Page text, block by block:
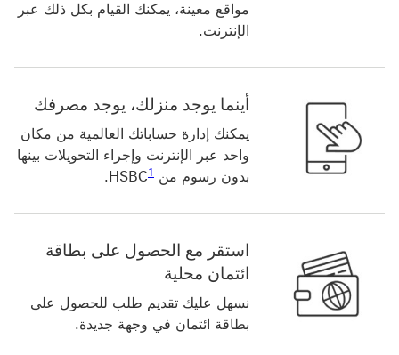
مواقع معينة، يمكنك القيام بكل ذلك عبر
الإنترنت.
أينما يوجد منزلك، يوجد مصرفك
يمكنك إدارة حساباتك العالمية من مكان
واحد عبر الإنترنت وإجراء التحويلات بينها
بدون رسوم من HSBC‬
1
رابط الحاشية السفلية 1
.
استقر مع الحصول على بطاقة
ائتمان محلية
نسهل عليك تقديم طلب للحصول على
بطاقة ائتمان في وجهة جديدة.